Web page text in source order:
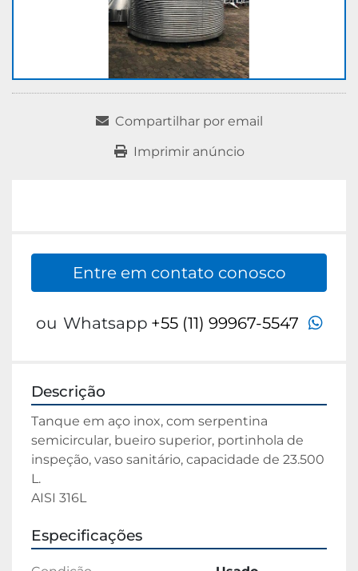
Compartilhar por email
Imprimir anúncio
Entre em contato conosco
ou Whatsapp +55 (11) 99967-5547
Descrição
Tanque em aço inox, com serpentina
semicircular, bueiro superior, portinhola de
inspeção, vaso sanitário, capacidade de 23.500
L.
AISI 316L
Especificações